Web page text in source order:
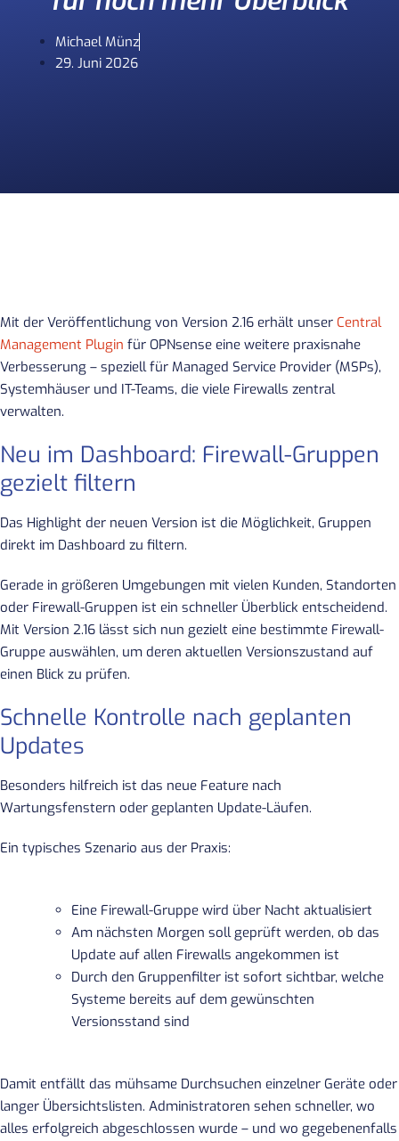
Michael Münz
29. Juni 2026
Mit der Veröffentlichung von Version 2.16 erhält unser Central
Management Plugin für OPNsense eine weitere praxisnahe
Verbesserung – speziell für Managed Service Provider (MSPs),
Systemhäuser und IT-Teams, die viele Firewalls zentral
verwalten.
Neu im Dashboard: Firewall-Gruppen
gezielt filtern
Das Highlight der neuen Version ist die Möglichkeit, Gruppen
direkt im Dashboard zu filtern.
Gerade in größeren Umgebungen mit vielen Kunden, Standorten
oder Firewall-Gruppen ist ein schneller Überblick entscheidend.
Mit Version 2.16 lässt sich nun gezielt eine bestimmte Firewall-
Gruppe auswählen, um deren aktuellen Versionszustand auf
einen Blick zu prüfen.
Schnelle Kontrolle nach geplanten
Updates
Besonders hilfreich ist das neue Feature nach
Wartungsfenstern oder geplanten Update-Läufen.
Ein typisches Szenario aus der Praxis:
Eine Firewall-Gruppe wird über Nacht aktualisiert
Am nächsten Morgen soll geprüft werden, ob das
Update auf allen Firewalls angekommen ist
Durch den Gruppenfilter ist sofort sichtbar, welche
Systeme bereits auf dem gewünschten
Versionsstand sind
Damit entfällt das mühsame Durchsuchen einzelner Geräte oder
langer Übersichtslisten. Administratoren sehen schneller, wo
alles erfolgreich abgeschlossen wurde – und wo gegebenenfalls